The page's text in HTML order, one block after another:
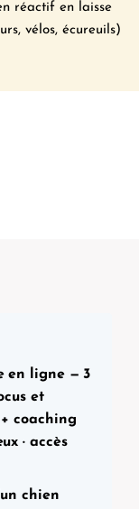
réactif en laisse
vélos, écureuils)
en ligne — 3
et
coaching
· accès
chien